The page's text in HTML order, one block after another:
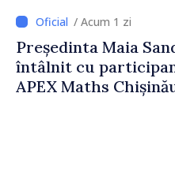
Strategică și
Dezinformării
/ Acum 1 zi
Președinta Maia
întâlnit cu
APEX Maths